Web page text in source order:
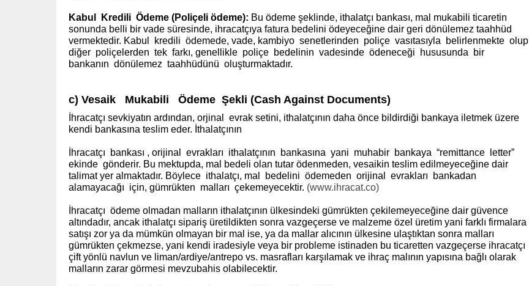
Kabul Kredili Ödeme (Poliçeli ödeme): Bu ödeme şeklinde, ithalatçı bankası, mal mukabili ticaretin
sonunda belli bir vade süresinde, ihracatçıya fatura bedelini ödeyeceğine dair geri dönülemez taahhüd
vermektedir. Kabul
kredili ödemede, vade, kambiyo senetlerinden poliçe vasıtasıyla belirlenmekte olup
diğer poliçelerden tek farkı, genellikle poliçe bedelinin vadesinde ödeneceği hususunda
bir
bankanın dönülemez taahhüdünü oluşturmaktadır.
c) Vesaik Mukabili Ödeme Şekli (Cash Against Documents)
İhracatçı sevkiyatın ardından, orjinal evrak setini, ithalatçının daha önce bildirdiği bankaya iletmek üzere
kendi bankasına teslim eder. İthalatçının
İhracatçı bankası , orijinal evrakları ithalatçının bankasına yani muhabir bankaya “remittance letter”
ekinde gönderir. Bu mektupda, mal bedeli olan tutar ödenmeden, vesaikin teslim edilmeyeceğine dair
talimat yer almaktadır. Böylece ithalatçı, mal bedelini ödemeden orijinal evrakları bankadan
alamayacağı için, gümrükten malları çekemeyecektir. (www.ihracat.co)
İhracatçı ödeme olmadan malların ithalatçının ülkesindeki gümrükten çekilemeyeceğine dair güvence
altındadır, ancak ithalatçı sipariş üretildikten sonra vazgeçerse ve malzeme özel üretim yani farklı firmalara
satışı zor ya da mümkün olmayan bir mal ise, ya da mallar alıcının ülkesine ulaştıktan sonra malları
gümrükten çekmezse, yani kendi iradesiyle veya bir probleme istinaden bu ticaretten vazgeçerse ihracatçı
çift yönlü navlun ve liman/ardiye/antrepo vs. masrafları karşılamak ve ihraç malının yapısına bağlı olarak
malların zarar görmesi mevzubahis olabilecektir.